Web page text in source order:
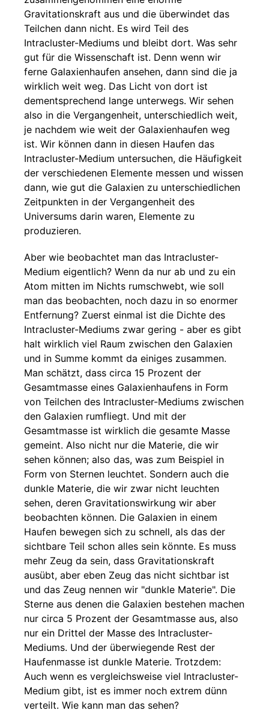
Gravitationskraft aus und die überwindet das
Teilchen dann nicht. Es wird Teil des
Intracluster-Mediums und bleibt dort. Was sehr
gut für die Wissenschaft ist. Denn wenn wir
ferne Galaxienhaufen ansehen, dann sind die ja
wirklich weit weg. Das Licht von dort ist
dementsprechend lange unterwegs. Wir sehen
also in die Vergangenheit, unterschiedlich weit,
je nachdem wie weit der Galaxienhaufen weg
ist. Wir können dann in diesen Haufen das
Intracluster-Medium untersuchen, die Häufigkeit
der verschiedenen Elemente messen und wissen
dann, wie gut die Galaxien zu unterschiedlichen
Zeitpunkten in der Vergangenheit des
Universums darin waren, Elemente zu
produzieren.
Aber wie beobachtet man das Intracluster-
Medium eigentlich? Wenn da nur ab und zu ein
Atom mitten im Nichts rumschwebt, wie soll
man das beobachten, noch dazu in so enormer
Entfernung? Zuerst einmal ist die Dichte des
Intracluster-Mediums zwar gering - aber es gibt
halt wirklich viel Raum zwischen den Galaxien
und in Summe kommt da einiges zusammen.
Man schätzt, dass circa 15 Prozent der
Gesamtmasse eines Galaxienhaufens in Form
von Teilchen des Intracluster-Mediums zwischen
den Galaxien rumfliegt. Und mit der
Gesamtmasse ist wirklich die gesamte Masse
gemeint. Also nicht nur die Materie, die wir
sehen können; also das, was zum Beispiel in
Form von Sternen leuchtet. Sondern auch die
dunkle Materie, die wir zwar nicht leuchten
sehen, deren Gravitationswirkung wir aber
beobachten können. Die Galaxien in einem
Haufen bewegen sich zu schnell, als das der
sichtbare Teil schon alles sein könnte. Es muss
mehr Zeug da sein, dass Gravitationskraft
ausübt, aber eben Zeug das nicht sichtbar ist
und das Zeug nennen wir "dunkle Materie". Die
Sterne aus denen die Galaxien bestehen machen
nur circa 5 Prozent der Gesamtmasse aus, also
nur ein Drittel der Masse des Intracluster-
Mediums. Und der überwiegende Rest der
Haufenmasse ist dunkle Materie. Trotzdem:
Auch wenn es vergleichsweise viel Intracluster-
Medium gibt, ist es immer noch extrem dünn
verteilt. Wie kann man das sehen?